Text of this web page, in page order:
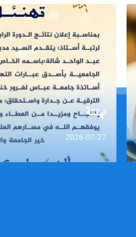
تهنئة
2026-07-27